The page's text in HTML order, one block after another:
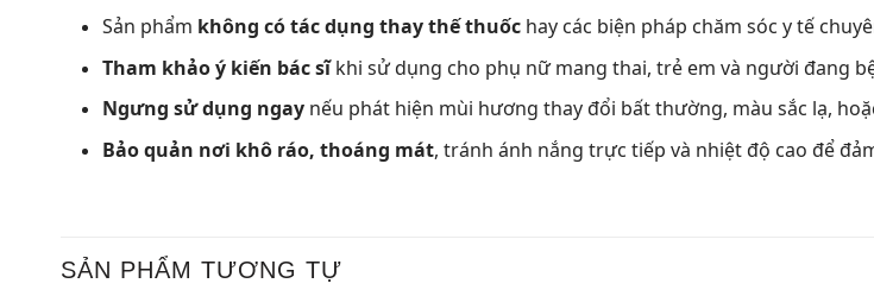
Sản phẩm không có tác dụng thay thế thuốc hay các biện pháp chăm sóc y tế
Tham khảo ý kiến bác sĩkhi sử dụng cho phụ nữ mang thai, trẻ em và người đang
Ngưng sử dụng ngay nếu phát hiện mùi hương thay đổi bất thường, màu sắc lạ,
Bảo quản nơi khô ráo, thoáng mát, tránh ánh nắng trực tiếp và nhiệt độ cao để
SẢN PHẨM TƯƠNG TỰ